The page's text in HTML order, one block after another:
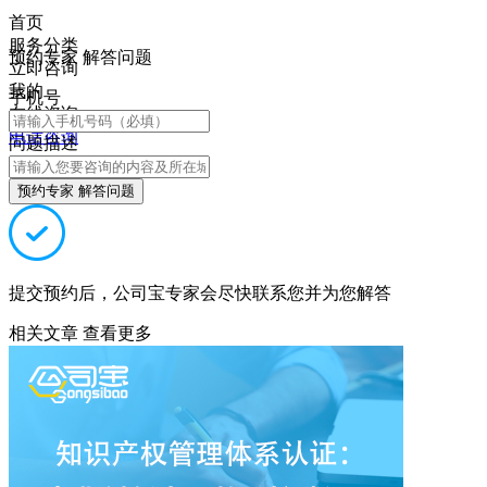
首页
服务分类
立即咨询
我的
在线咨询
电话咨询
预约专家 解答问题
手机号
问题描述
预约专家 解答问题
提交预约后，公司宝专家会尽快联系您并为您解答
相关文章 查看更多